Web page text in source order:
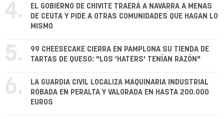
4.
EL GOBIERNO DE CHIVITE TRAERÁ A NAVARRA A MENAS
DE CEUTA Y PIDE A OTRAS COMUNIDADES QUE HAGAN LO
MISMO
5.
99 CHEESECAKE CIERRA EN PAMPLONA SU TIENDA DE
TARTAS DE QUESO: "LOS 'HATERS' TENÍAN RAZÓN"
6.
LA GUARDIA CIVIL LOCALIZA MAQUINARIA INDUSTRIAL
ROBADA EN PERALTA Y VALORADA EN HASTA 200.000
EUROS